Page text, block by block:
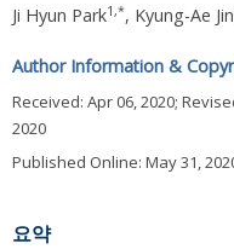
Ji Hyun Park1,*, Kyung-Ae Jin
Author Information &
Received: Apr 06, 2020;
2020
Published Online: May 31,
요약